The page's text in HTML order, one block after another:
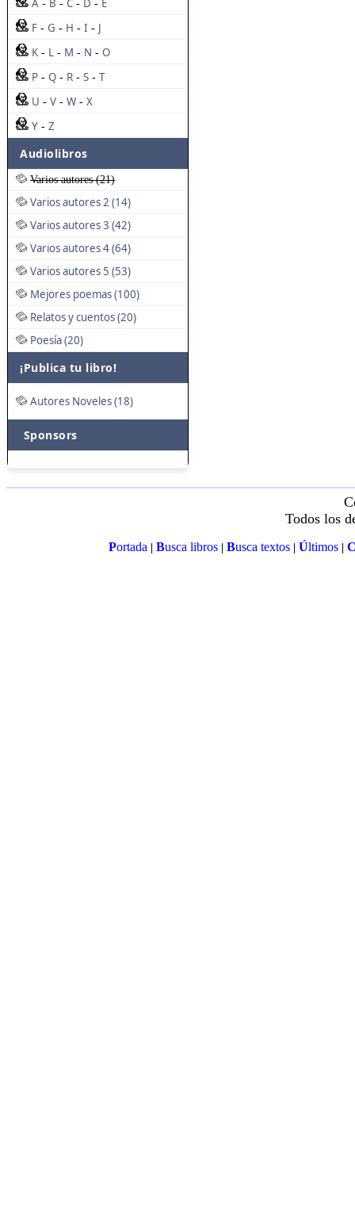
A - B - C - D - E
F - G - H - I - J
K - L - M - N - O
P - Q - R - S - T
U - V - W - X
Y - Z
Audiolibros
Varios autores (21)
Varios autores 2 (14)
Varios autores 3 (42)
Varios autores 4 (64)
Varios autores 5 (53)
Mejores poemas (100)
Relatos y cuentos (20)
Poesía (20)
¡Publica tu libro!
Autores Noveles (18)
Sponsors
Todos los
Portada| Busca libros| Busca textos| Últimos|